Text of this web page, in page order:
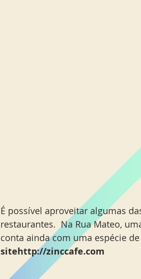
É possível aproveitar algumas
restaurantes.  Na Rua Mateo,
conta ainda com uma espécie
sitehttp://zinccafe.com